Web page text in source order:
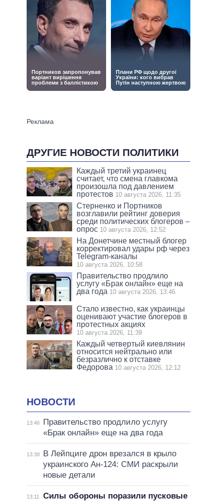
ДРУГИЕ НОВОСТИ ПОЛИТИКИ
Каждый третий украинец
считает, что смена главкома
произошла под давлением
протестов 10 августа 2026, 11:35
Стерненко и Портников
возглавили рейтинг доверия
среди политических блогеров –
опрос 10 августа 2026, 12:52
На Донетчине местный блогер
корректировал удары рф через
Telegram-каналы
10 августа 2026, 10:58
Правительство продлило
услугу «Брак онлайн» еще на
два года 10 августа 2026, 13:46
Стало известно, как украинцы
оценивают участие блогеров в
протестных акциях
10 августа 2026, 11:39
Каждый четвертый киевлянин
относится нейтрально или
безразлично к отставке
Федорова 10 августа 2026, 12:12
НОВОСТИ
13:46
Правительство продлило услугу
«Брак онлайн» еще на два года
13:38
В Лейпциге дрон врезался в крыло
украинского Ан-124: СМИ раскрыли
новые детали
13:11
Силы обороны поразили пусковые